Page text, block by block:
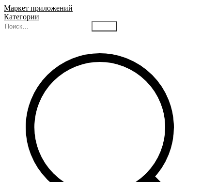
Маркет приложений
Категории